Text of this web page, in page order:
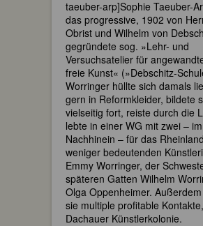
taeuber-arp]Sophie Taeuber-
das progressive, 1902 von
Obrist und Wilhelm von
gegründete sog. »Lehr- und
Versuchsatelier für
freie Kunst« (»Debschitz-
Worringer hüllte sich damals
gern in Reformkleider, bildete
vielseitig fort, reiste durch die
lebte in einer WG mit zwei – im
Nachhinein – für das
weniger bedeutenden
Emmy Worringer, der
späteren Gatten Wilhelm
Olga Oppenheimer.
sie multiple profitable
Dachauer Künstlerkolonie.